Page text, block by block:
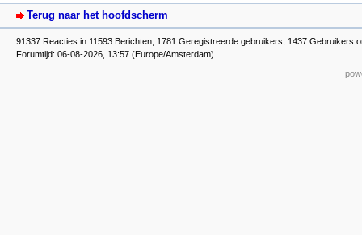
Terug naar het hoofdscherm
91337 Reacties in 11593 Berichten, 1781 Geregistreerde gebruikers, 1437 Gebruikers
Forumtijd: 06-08-2026, 13:57 (Europe/Amsterdam)